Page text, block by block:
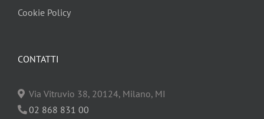
CONTATTI
Via Vitruvio 38, 20124, Milano, MI
02 868 831 00
Cookie Policy